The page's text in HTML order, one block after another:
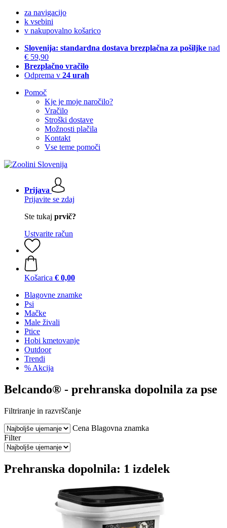
za navigacijo
k vsebini
v nakupovalno košarico
Slovenija: standardna dostava brezplačna za pošiljke nad
€ 59,90
Brezplačno vračilo
Odprema v 24 urah
Pomoč
Kje je moje naročilo?
Vračilo
Stroški dostave
Možnosti plačila
Kontakt
Vse teme pomoči
Prijava
Prijavite se zdaj
Ste tukaj prvič?
Ustvarite račun
Košarica € 0,00
Blagovne znamke
Psi
Mačke
Male živali
Ptice
Hobi kmetovanje
Outdoor
Trendi
% Akcija
Belcando® - prehranska dopolnila za pse
Filtriranje in razvrščanje
Cena Blagovna znamka
Filter
Prehranska dopolnila: 1 izdelek